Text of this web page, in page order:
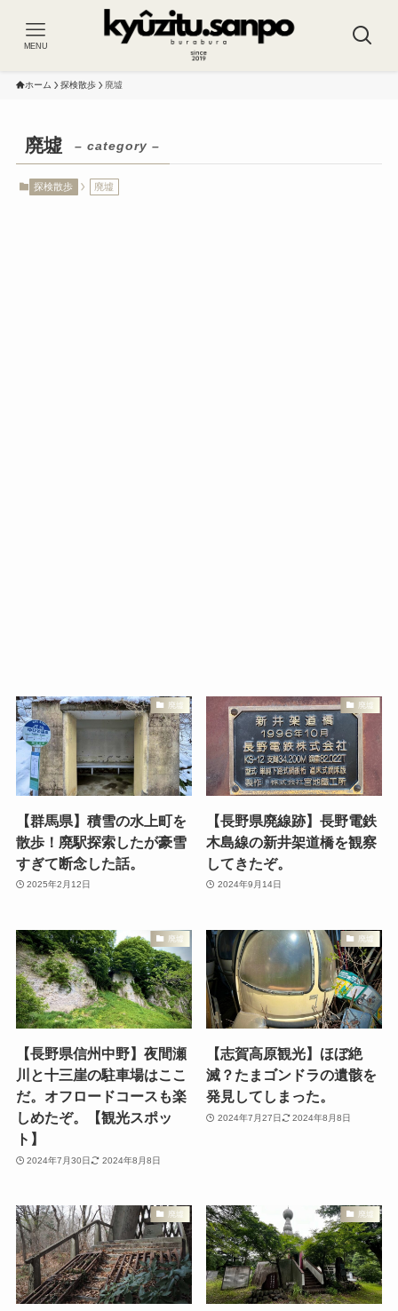
MENU
ホーム 探検散歩 廃墟
廃墟 – category –
探検散歩 廃墟
廃墟
【群馬県】積雪の水上町を
散歩！廃駅探索したが豪雪
すぎて断念した話。
2025年2月12日
廃墟
【長野県廃線跡】長野電鉄
木島線の新井架道橋を観察
してきたぞ。
2024年9月14日
廃墟
【長野県信州中野】夜間瀬
川と十三崖の駐車場はここ
だ。オフロードコースも楽
しめたぞ。【観光スポッ
ト】
2024年7月30日 2024年8月8日
廃墟
【志賀高原観光】ほぼ絶
滅？たまゴンドラの遺骸を
発見してしまった。
2024年7月27日 2024年8月8日
廃墟 廃墟